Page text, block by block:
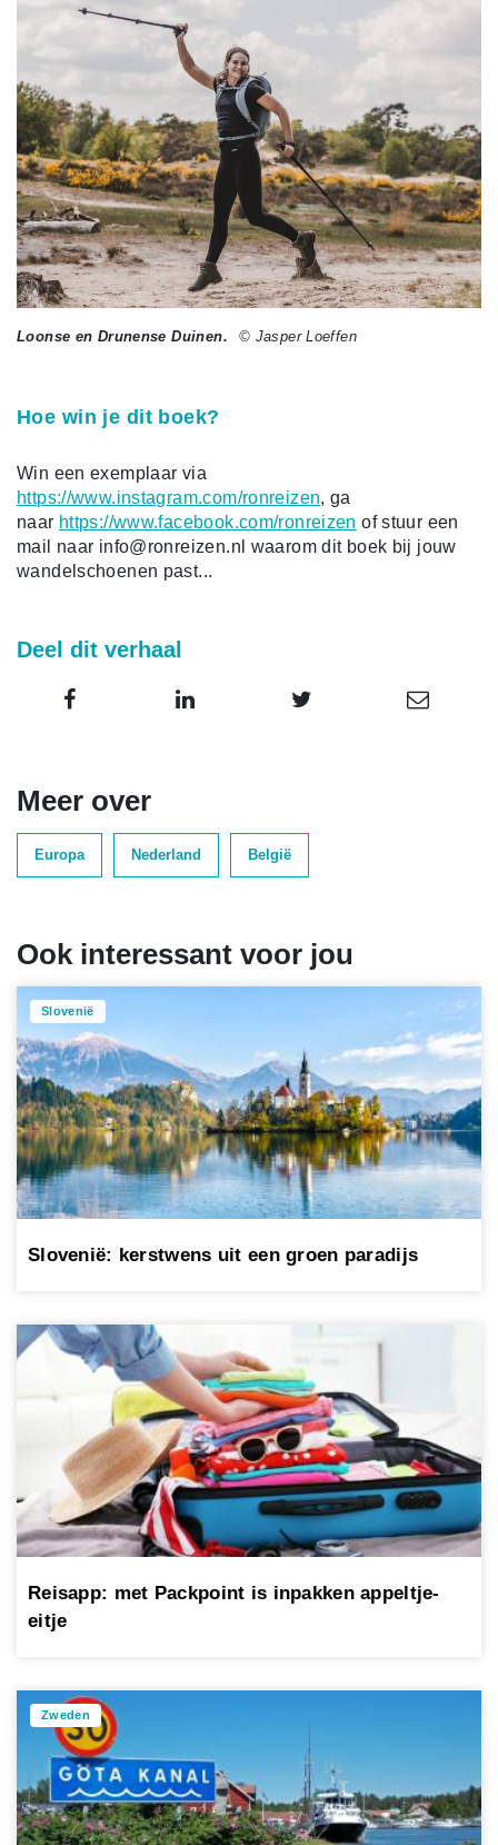
Loonse en Drunense Duinen. © Jasper Loeffen
Hoe win je dit boek?
Win een exemplaar via
https://www.instagram.com/ronreizen,ga
naar https://www.facebook.com/ronreizen of stuur een
mail naar info@ronreizen.nl waarom dit boek bij jouw
wandelschoenen past...
Deel dit verhaal
Meer over
Europa Nederland België
Ook interessant voor jou
Slovenië
Slovenië: kerstwens uit een groen paradijs
Reisapp: met Packpoint is inpakken appeltje-
eitje
Zweden